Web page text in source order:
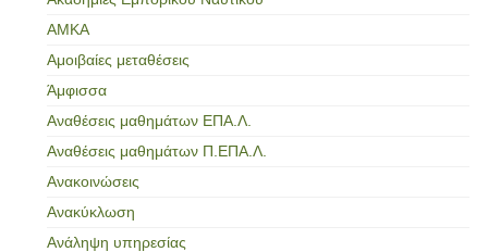
ΑΜΚΑ
Αμοιβαίες μεταθέσεις
Άμφισσα
Αναθέσεις μαθημάτων ΕΠΑ.Λ.
Αναθέσεις μαθημάτων Π.ΕΠΑ.Λ.
Ανακοινώσεις
Ανακύκλωση
Ανάληψη υπηρεσίας